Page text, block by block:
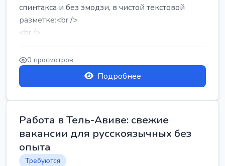
спинтакса и без эмодзи, в чистой текстовой
разметке:<br />
<br />
Работа в Нетании на мебельном производстве:
требу...
0 просмотров
Подробнее
Работа в Тель-Авиве: свежие
вакансии для русскоязычных без
опыта
Требуются